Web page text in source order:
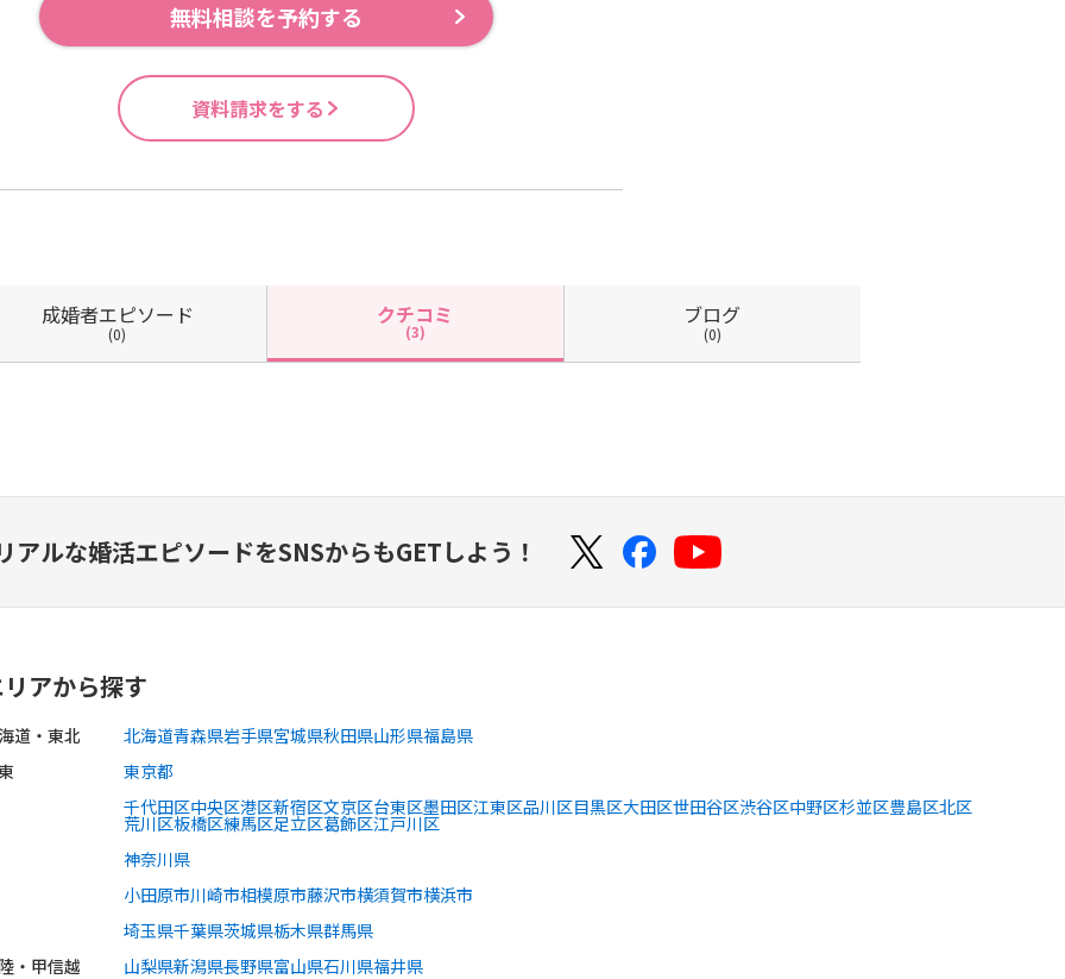
無料相談を予約する
資料請求をする
成婚者エピソード
(0)
クチコミ
(3)
ブログ
(0)
アルな婚活エピソードをSNSからもGETしよう！
アから探す
道・東北 北海道青森県岩手県宮城県秋田県山形県福島県
東京都
千代田区中央区港区新宿区文京区台東区墨田区江東区品川区目黒区大田区世田谷区渋谷区中野区杉並区豊島区北区
荒川区板橋区練馬区足立区葛飾区江戸川区
神奈川県
小田原市川崎市相模原市藤沢市横須賀市横浜市
埼玉県千葉県茨城県栃木県群馬県
・甲信越
山梨県新潟県長野県富山県石川県福井県